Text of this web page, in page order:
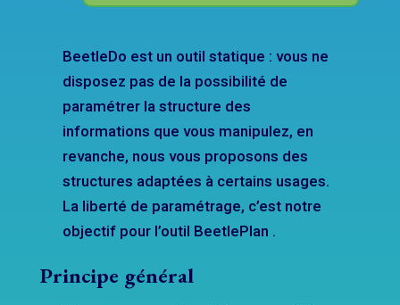
BeetleDo est un outil statique : vous ne
disposez pas de la possibilité de
paramétrer la structure des
informations que vous manipulez, en
revanche, nous vous proposons des
structures adaptées à certains usages.
La liberté de paramétrage, c’est notre
objectif pour l’outil BeetlePlan .
Principe général